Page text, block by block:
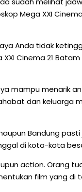
Mega XXI
Anda tidak
Cinema 21
mampu menarik
dan keluarga
Bandung pasti
di kota-kota
action. Orang
film yang